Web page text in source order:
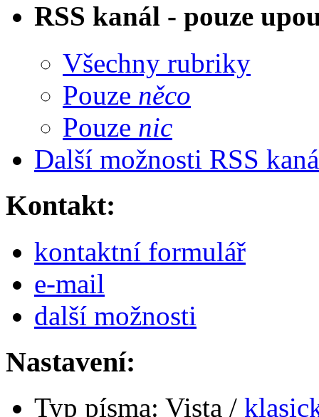
RSS kanál - pouze
Všechny rubriky
Pouze něco
Pouze nic
Další možnosti RSS
Kontakt:
kontaktní formulář
e-mail
další možnosti
Nastavení:
Typ písma: Vista /